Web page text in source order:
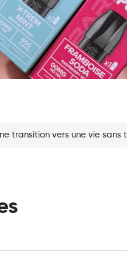
transition vers une vie